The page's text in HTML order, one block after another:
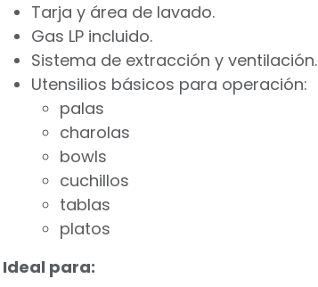
Tarja y área de lavado.
Gas LP incluido.
Sistema de extracción y ventilación.
Utensilios básicos para operación:
palas
charolas
bowls
cuchillos
tablas
platos
Ideal para: